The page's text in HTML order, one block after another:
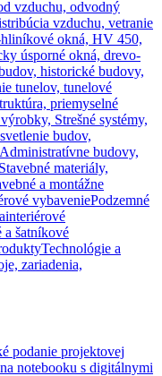
vzduchu, odvodný
vzduchu, vetranie
okná, HV 450,
úsporné okná, drevo-
historické budovy,
tunelov, tunelové
priemyselné
Strešné systémy,
budov,
budovy,
Stavebné materiály,
a montážne
vybaveniePodzemné
interiérové
a šatníkové
Technológie a
zariadenia,